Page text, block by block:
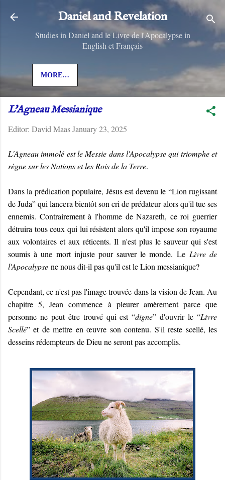
Skip to main content
Daniel and Revelation
Studies in Daniel and le Livre de l'Apocalypse in
English et Français
MORE…
L'Agneau Messianique
Editor: David MaasJanuary 23, 2025
L'Agneau immolé est le Messie dans l'Apocalypse qui triomphe et
règne sur les Nations et les Rois de la Terre.
Dans la prédication populaire, Jésus est devenu le “Lion rugissant
de Juda” qui lancera bientôt son cri de prédateur alors qu'il tue ses
ennemis. Contrairement à l'homme de Nazareth, ce roi guerrier
détruira tous ceux qui lui résistent alors qu'il impose son royaume
aux volontaires et aux réticents. Il n'est plus le sauveur qui s'est
soumis à une mort injuste pour sauver le monde. Le Livre de
l'Apocalypse ne nous dit-il pas qu'il est le Lion messianique?
Cependant, ce n'est pas l'image trouvée dans la vision de Jean. Au
chapitre 5, Jean commence à pleurer amèrement parce que
personne ne peut être trouvé qui est “digne” d'ouvrir le “Livre
Scellé” et de mettre en œuvre son contenu. S'il reste scellé, les
desseins rédempteurs de Dieu ne seront pas accomplis.